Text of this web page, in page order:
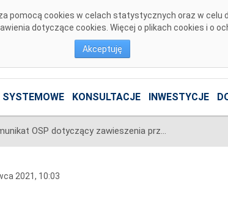
pomocą cookies w celach statystycznych oraz w
dotyczące cookies. Więcej o plikach cookies i o
Akceptuję
SYSTEMOWE KONSULTACJE INWESTYCJE
Komunikat OSP dotyczący zawieszenia przyjmowania Grafików Wymiany Międzysystemowej w ramach procesu Rynku Dnia Bieżącego Wymiany Międzysystemowej w dn. 16-17.06.2021
2021, 10:03